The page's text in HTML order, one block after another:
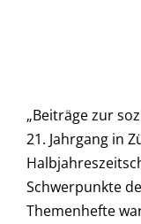
„Beiträge zur
21. Jahrgang in
Schwerpunkte
Themenhefte